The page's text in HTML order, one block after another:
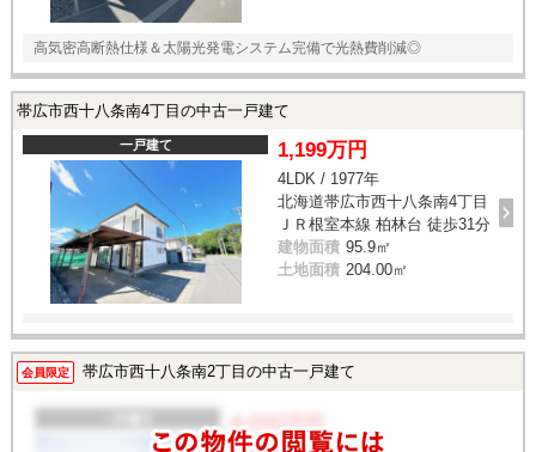
高気密高断熱仕様＆太陽光発電システム完備で光熱費削減◎
帯広市西十八条南4丁目の中古一戸建て
一戸建て 1,199万円
4LDK / 1977年
北海道帯広市西十八条南4丁目
ＪＲ根室本線 柏林台 徒歩31分
建物面積 95.9㎡
土地面積 204.00㎡
会員限定 帯広市西十八条南2丁目の中古一戸建て